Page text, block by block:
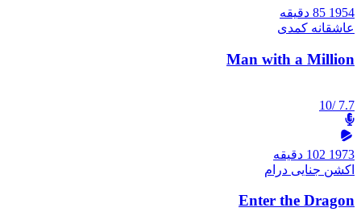
1954 85 دقیقه
عاشقانه کمدی
Man with a Million
7.7
/10
1973 102 دقیقه
اکشن جنایی درام
Enter the Dragon